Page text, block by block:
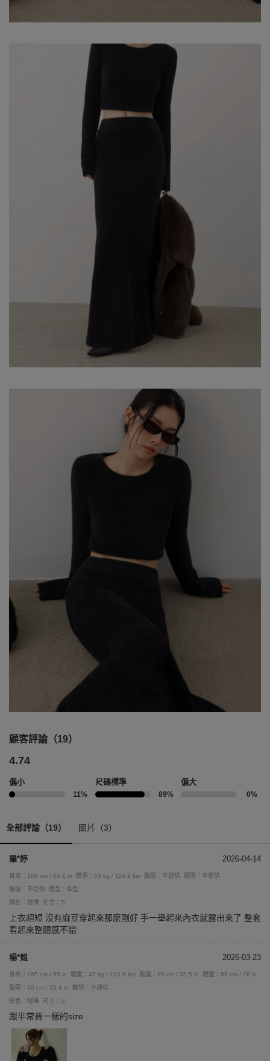
顧客評論（19）
4.74
偏小
11%
尺碼標準
89%
偏大
0%
全部評論（19） 圖片（3）
羅*婷 2026-04-14
身高：168 cm / 66.1 in 體重：53 kg / 116.9 lbs 胸圍：不提供
腰圍：不提供
臀圍：不提供
體型：梨型
顏色：咖啡
尺寸：S
上衣超短 沒有麻豆穿起來那麼剛好 手一舉起來內衣就露出來了 整套
看起來整體感不錯
楊*姐 2026-03-23
身高：165 cm / 65 in 體重：47 kg / 103.6 lbs 胸圍：85 cm / 33.5 in
腰圍：66 cm / 26 in
臀圍：90 cm / 35.4 in
體型：不提供
顏色：咖啡
尺寸：S
跟平常買一樣的size